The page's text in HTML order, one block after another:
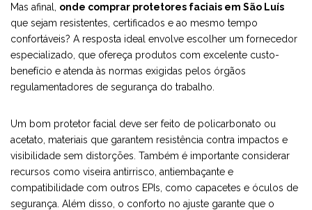
Mas afinal, onde comprar protetores faciais em São Luís
que sejam resistentes, certificados e ao mesmo tempo
confortáveis? A resposta ideal envolve escolher um fornecedor
especializado, que ofereça produtos com excelente custo-
benefício e atenda às normas exigidas pelos órgãos
regulamentadores de segurança do trabalho.
Um bom protetor facial deve ser feito de policarbonato ou
acetato, materiais que garantem resistência contra impactos e
visibilidade sem distorções. Também é importante considerar
recursos como viseira antirrisco, antiembaçante e
compatibilidade com outros EPIs, como capacetes e óculos de
segurança. Além disso, o conforto no ajuste garante que o